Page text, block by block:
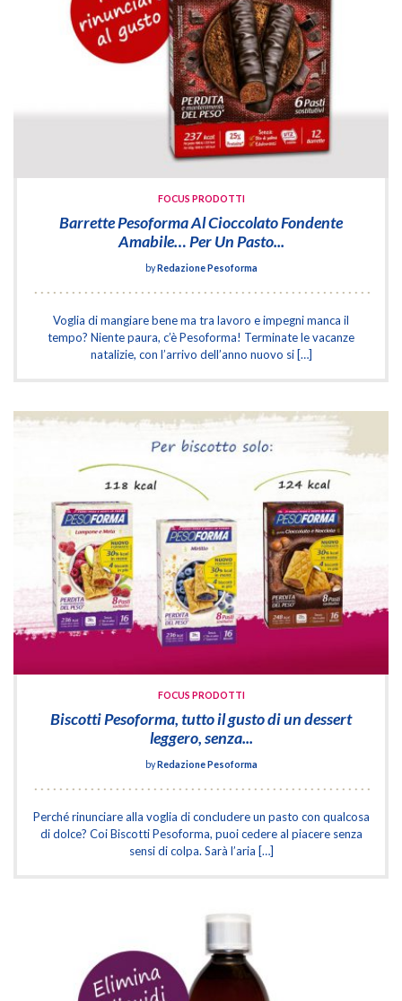
FOCUS PRODOTTI
Barrette Pesoforma Al Cioccolato Fondente
Amabile… Per Un Pasto...
byRedazione Pesoforma
Voglia di mangiare bene ma tra lavoro e impegni manca il
tempo? Niente paura, c’è Pesoforma! Terminate le vacanze
natalizie, con l’arrivo dell’anno nuovo si […]
FOCUS PRODOTTI
Biscotti Pesoforma, tutto il gusto di un dessert
leggero, senza...
byRedazione Pesoforma
Perché rinunciare alla voglia di concludere un pasto con qualcosa
di dolce? Coi Biscotti Pesoforma, puoi cedere al piacere senza
sensi di colpa. Sarà l’aria […]